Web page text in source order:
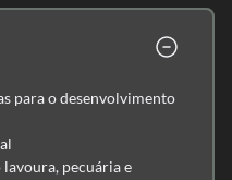
para o desenvolvimento
pecuária e